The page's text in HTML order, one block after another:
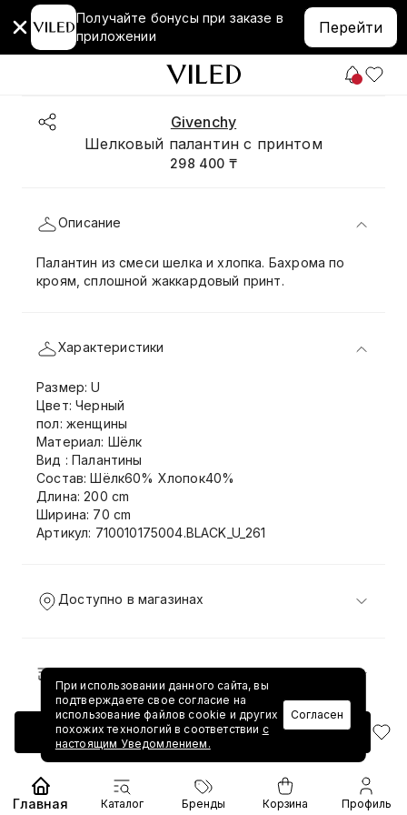
Получайте бонусы при заказе в
приложении
Перейти
Givenchy
Шелковый палантин с принтом
298 400 ₸
Добавить в корзину
Описание
Палантин из смеси шелка и хлопка. Бахрома по
кроям, сплошной жаккардовый принт.
Характеристики
Размер: U
Цвет: Черный
пол: женщины
Материал: Шёлк
Вид : Палантины
Состав: Шёлк60% Хлопок40%
Длина: 200 cm
Ширина: 70 cm
Артикул: 710010175004.BLACK_U_261
Доступно в магазинах
Доставка и возврат
При использовании данного сайта, вы
подтверждаете свое согласие на
использование файлов cookie и других
похожих технологий в соответствии с
настоящим Уведомлением.
Согласен
Главная Каталог Бренды Корзина Профиль